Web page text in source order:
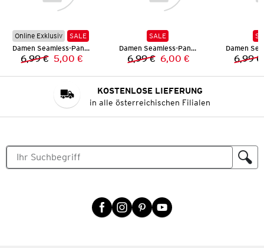
Online Exklusiv
SALE
Damen Seamless-Panty
Vorheriger Preis:
6,99 € Neuer Preis:
5,00 €
SALE
Damen Seamless-Panty
Vorheriger Preis:
6,99 € Neuer Preis:
6,00 € 6,99 €
KOSTENLOSE LIEFERUNG
in alle österreichischen Filialen